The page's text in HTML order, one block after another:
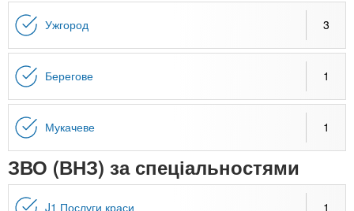
n
t
s
.
i
з
к
л
д
і
Онлайн курси
За кордоном
Ужгород 3
Берегове 1
Мукачеве 1
ЗВО (ВНЗ) за спеціальностями
J1 Послуги краси 1